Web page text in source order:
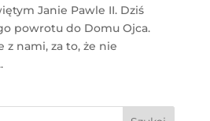
Janie Pawle II. Dziś
powrotu do Domu Ojca.
z nami, za to, że nie